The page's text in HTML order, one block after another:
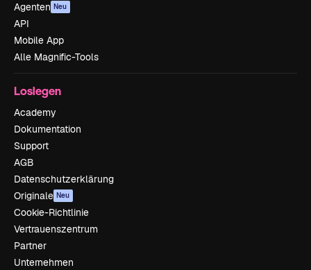
Agenten Neu
API
Mobile App
Alle Magnific-Tools
Loslegen
Academy
Dokumentation
Support
AGB
Datenschutzerklärung
Originale Neu
Cookie-Richtlinie
Vertrauenszentrum
Partner
Unternehmen